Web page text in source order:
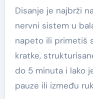
Disanje je najbrži
nervni sistem u
napeto ili primetiš
kratke,
do 5 minuta i lako
pauze ili između